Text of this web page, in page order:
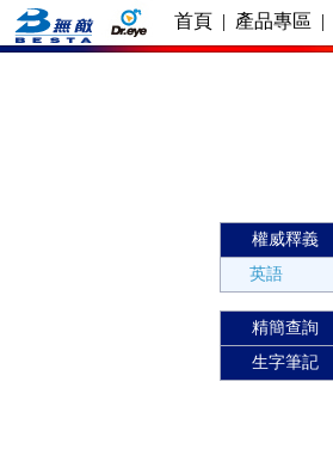
首頁 | 產品專區 |
權威釋義
英語
精簡查詢
生字筆記